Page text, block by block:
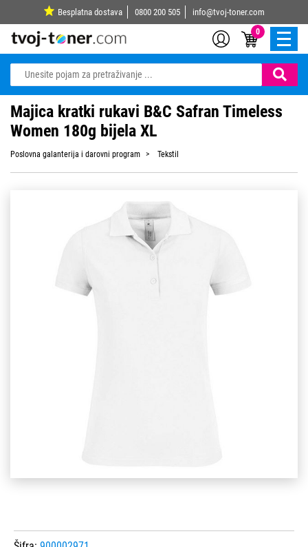
Besplatna dostava 0800 200 505 info@tvoj-toner.com
0
Majica kratki rukavi B&C Safran Timeless
Women 180g bijela XL
Poslovna galanterija i darovni program Tekstil